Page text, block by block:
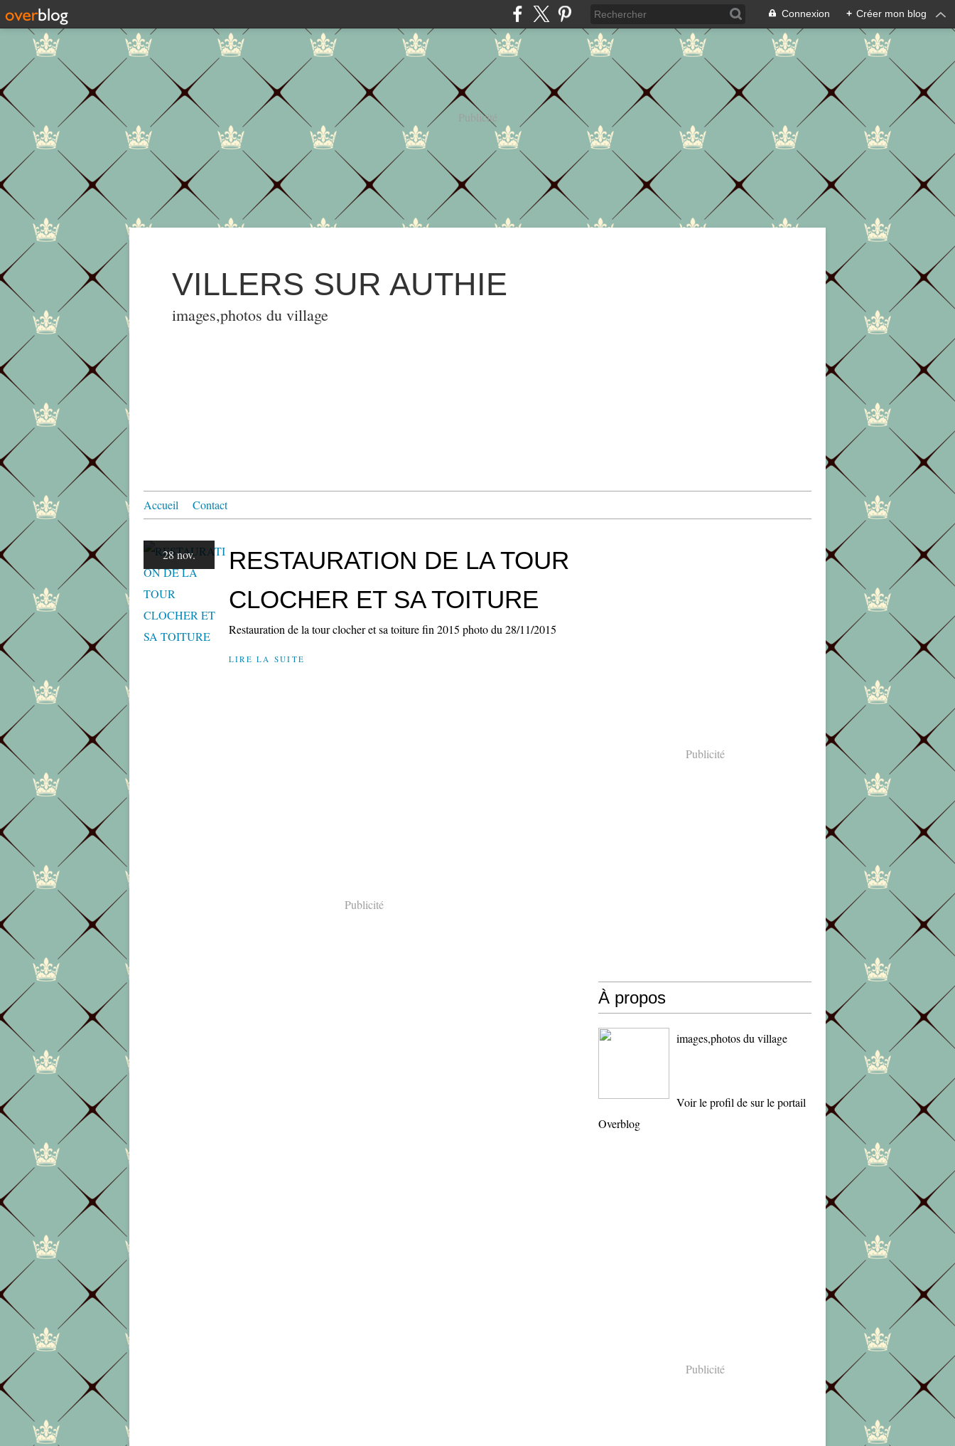
Connexion + Créer mon blog
Publicité
VILLERS SUR AUTHIE
images,photos du village
Accueil Contact
28 nov.
RESTAURATION DE LA TOUR
CLOCHER ET SA TOITURE
Restauration de la tour clocher et sa toiture fin 2015 photo du 28/11/2015
LIRE LA SUITE
Publicité
Publicité
À propos
images,photos du village
Voir le profil desur le portail
Overblog
Publicité